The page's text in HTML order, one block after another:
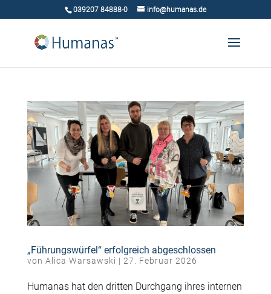
039207 84888-0 info@humanas.de
„Führungswürfel“ erfolgreich abgeschlossen
von Alica Warsawski | 27. Februar 2026
Humanas hat den dritten Durchgang ihres internen